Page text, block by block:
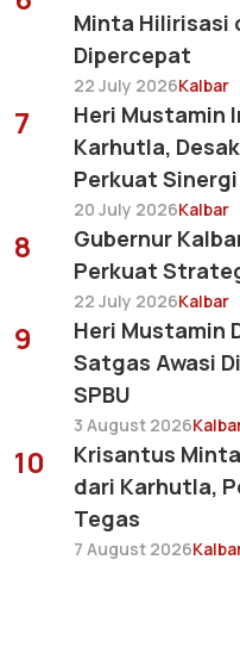
Minta Hilirisasi
Dipercepat
22 July 2026Kalbar
7
Heri Mustamin
Karhutla,
Perkuat Sinergi
20 July 2026Kalbar
8
Gubernur
Perkuat
22 July 2026Kalbar
9
Heri Mustamin
Satgas Awasi
SPBU
3 August 2026
10
Krisantus
dari Karhutla,
Tegas
7 August 2026